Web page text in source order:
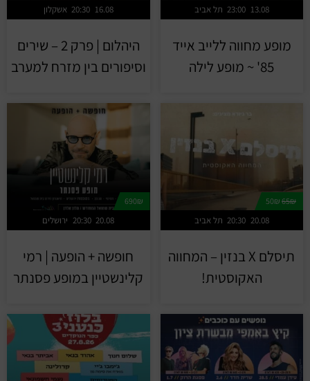
תל אביב 23:00 13.08
מופע מחווה ללייב אייד
85' ~ מופע לילה
אשקלון 20:30 16.08
היהלום | פרק 2 – שירים
וסיפורים בין מזרח למערב
65₪
תל אביב 20:30 20.08
תיסלם X בנזין – המחווה
האקוסטית!
690₪
ירושלים 20:30 20.08
חופשה + הופעה | רמי
קלינשטיין במופע פסנתר